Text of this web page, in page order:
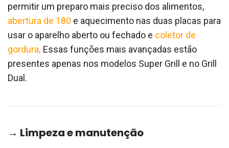
permitir um preparo mais preciso dos alimentos,
abertura de 180 e aquecimento nas duas placas para
usar o aparelho aberto ou fechado e coletor de
gordura. Essas funções mais avançadas estão
presentes apenas nos modelos Super Grill e no Grill
Dual.
→ Limpeza e manutenção